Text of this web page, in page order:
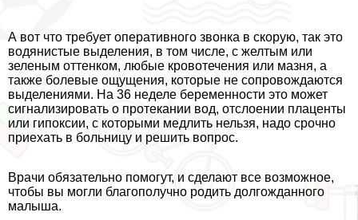
А вот что требует оперативного звонка в скорую, так это
водянистые выделения, в том числе, с желтым или
зеленым оттенком, любые кровотечения или мазня, а
также болевые ощущения, которые не сопровождаются
выделениями. На 36 неделе беременности это может
сигнализировать о протекании вод, отслоении плаценты
или гипоксии, с которыми медлить нельзя, надо срочно
приехать в больницу и решить вопрос.
Врачи обязательно помогут, и сделают все возможное,
чтобы вы могли благополучно родить долгожданного
малыша.